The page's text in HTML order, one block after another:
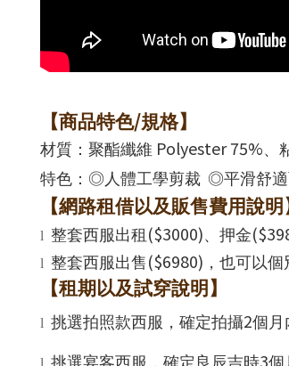
【商品特色/規格】
材質：聚酯纖維 Polyester 75%、
特色： ◎ 人體工學剪裁 ◎平滑舒
【網路租借以及販售費用說明
l 整套西服出租 ($3000)、押金
l 整套西服出售 ($6980) ，也可以
【租期以及試穿說明】
l 挑選拍照款西服，確定拍攝2個月
l 挑選宴客西服，確定良辰吉時3個